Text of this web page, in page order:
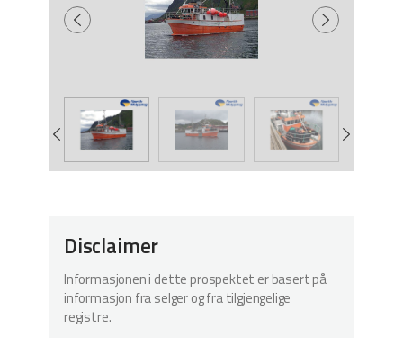
Disclaimer
Informasjonen i dette prospektet er basert på
informasjon fra selger og fra tilgjengelige
registre.